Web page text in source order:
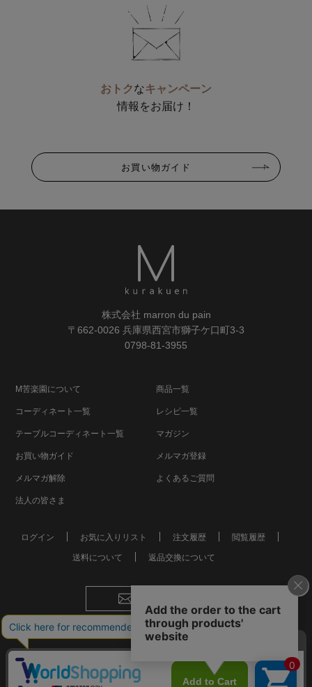
おトクなキャンペーン
情報をお届け！
お買い物ガイド
株式会社 marron du pain
〒662-0026 兵庫県西宮市獅子ケ口町3-3
0798-81-3955
M苦楽園について 商品一覧
コーディネート一覧 レシピ一覧
テーブルコーディネート一覧 マガジン
お買い物ガイド メルマガ登録
メルマガ解除 よくあるご質問
法人の皆さま
ログイン お気に入りリスト 注文履歴 閲覧履歴
送料について 返品交換について
会社概要 特定商取引法に基づく表記